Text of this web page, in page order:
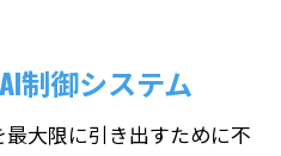
制御システム
大限に引き出すために不